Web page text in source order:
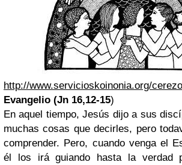
http://www.servicioskoinonia.org/
Evangelio (Jn 16,12-15)
En aquel tiempo, Jesús dijo a sus
muchas cosas que decirles, pero
comprender. Pero, cuando venga el
él los irá guiando hasta la verdad